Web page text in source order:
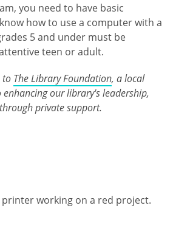
you need to have basic
how to use a computer with a
5 and under must be
teen or adult.
to The Library Foundation, a local
our library's leadership,
private support.